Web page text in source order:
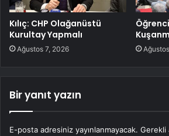
Kılıç: CHP Olağanüstü
Kurultay Yapmalı
Ağustos 7, 2026
Bir yanıt yazın
E-posta adresiniz yayınlanmayacak. Gerekli